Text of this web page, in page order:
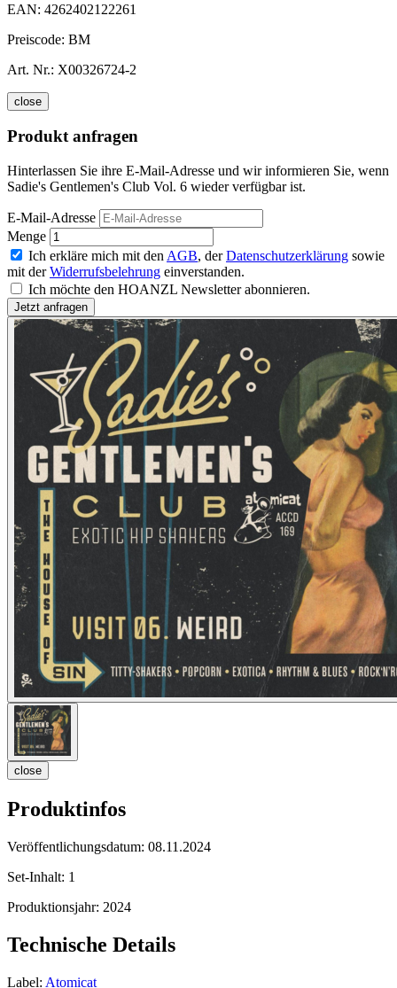
EAN: 4262402122261
Preiscode: BM
Art. Nr.: X00326724-2
close
Produkt anfragen
Hinterlassen Sie ihre E-Mail-Adresse und wir informieren Sie, wenn
Sadie's Gentlemen's Club Vol. 6 wieder verfügbar ist.
E-Mail-Adresse
Menge
Ich erkläre mich mit den AGB, derDatenschutzerklärung sowie
mit derWiderrufsbelehrung einverstanden.
Ich möchte den HOANZL Newsletter abonnieren.
close
Produktinfos
Veröffentlichungsdatum: 08.11.2024
Set-Inhalt: 1
Produktionsjahr: 2024
Technische Details
Label: Atomicat